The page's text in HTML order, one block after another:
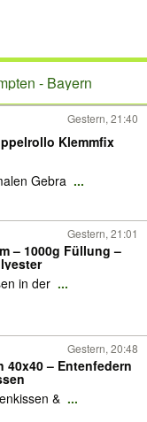
- Bayern
Gestern, 21:40
Klemmfix
Gebra ...
Gestern, 21:01
– 1000g Füllung –
in der ...
Gestern, 20:48
40x40 – Entenfedern
& ...